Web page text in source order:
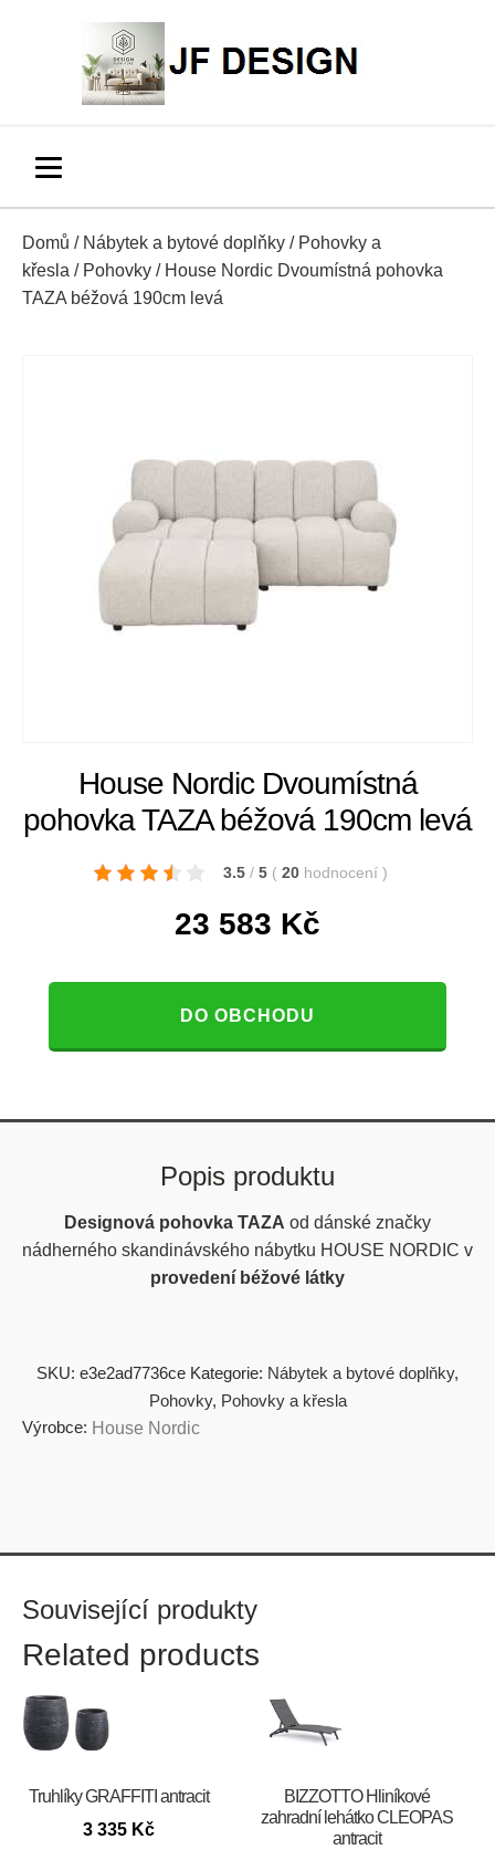
Domů / Nábytek a bytové doplňky / Pohovky a
křesla / Pohovky / House Nordic Dvoumístná pohovka
TAZA béžová 190cm levá
House Nordic Dvoumístná
pohovka TAZA béžová 190cm levá
3.5 / 5 ( 20 hodnocení )
23 583 Kč
DO OBCHODU
Popis produktu
Designová pohovka TAZA od dánské značky
nádherného skandinávského nábytku HOUSE NORDIC v
provedení béžové látky
SKU: e3e2ad7736ce Kategorie: Nábytek a bytové doplňky,
Pohovky, Pohovky a křesla
Výrobce: House Nordic
Související produkty
Related products
Truhlíky GRAFFITI antracit
3 335 Kč
BIZZOTTO Hliníkové
zahradní lehátko CLEOPAS
antracit